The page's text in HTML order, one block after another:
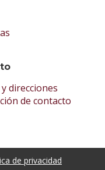
direcciones
de contacto
de privacidad